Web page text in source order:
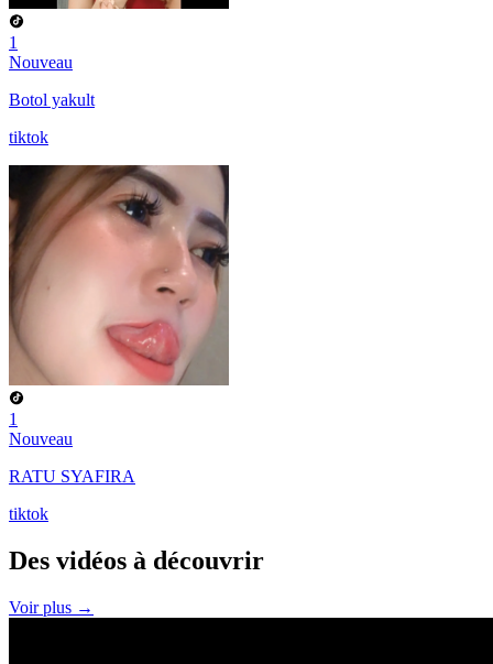
1
Nouveau
Botol yakult
tiktok
1
Nouveau
RATU SYAFIRA
tiktok
Des vidéos à découvrir
Voir plus →